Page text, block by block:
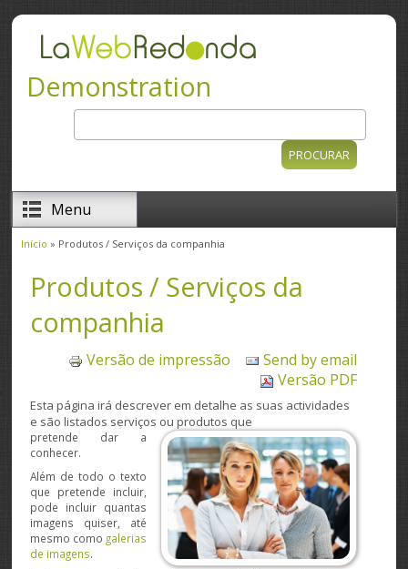
Passar para o conteúdo principal
Demonstration
Formulário de procura
Menu
Início » Produtos / Serviços da companhia
Produtos / Serviços da
companhia
Versão de impressão
Send by email
Versão PDF
Esta página irá descrever em detalhe as suas actividades
e são listados serviços ou produtos que
pretende dar a
conhecer.
Além de todo o texto
que pretende incluir,
pode incluir quantas
imagens quiser, até
mesmo como galerias
de imagens.